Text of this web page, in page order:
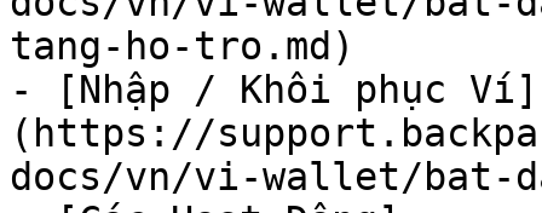
tang-ho-tro.md)
- [Nhập / Khôi phục Ví]
(https://
docs/vn/vi-wallet/bat-